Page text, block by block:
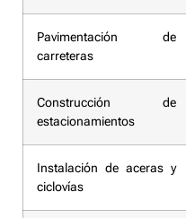
Pavimentación de
carreteras
Construcción de
estacionamientos
Instalación de aceras y
ciclovías